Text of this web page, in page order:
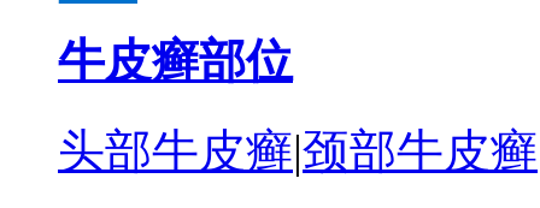
牛皮癣部位
头部牛皮癣|颈部牛皮癣